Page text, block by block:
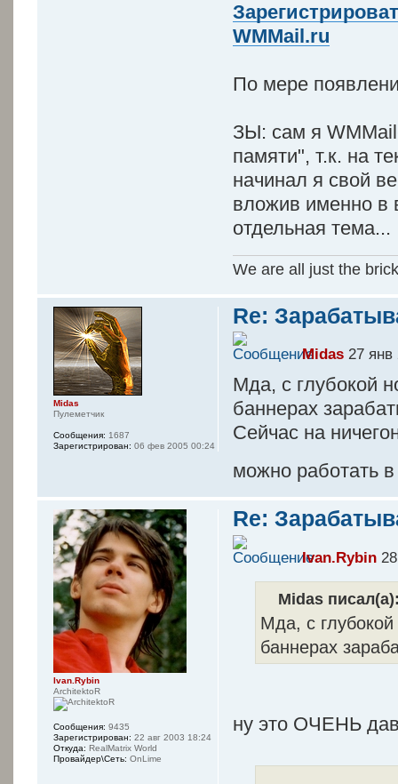
WMMail.ru
По мере
ЗЫ: сам я
памяти", т.к. на
начинал я свой
вложив именно в
отдельная тема...
We are all just the
Re:
Midas 27 янв
Мда, с глубокой
баннерах
Сейчас на
можно работать
Midas
Пулеметчик
Сообщения: 1687
Зарегистрирован: 06 фев 2005 00:24
Re:
Ivan.Rybin
Midas
Мда, с
баннерах
ну это ОЧЕНЬ
Ivan.Rybin
ArchitektoR
Сообщения: 9435
Зарегистрирован: 22 авг 2003 18:24
Откуда: RealMatrix World
Провайдер\Сеть: OnLime